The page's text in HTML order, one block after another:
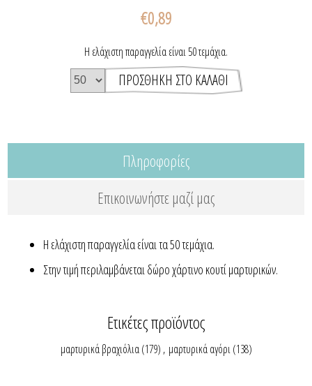
€0,89
Η ελάχιστη παραγγελία είναι 50 τεμάχια.
Πληροφορίες
Επικοινωνήστε μαζί μας
Η ελάχιστη παραγγελία είναι τα 50 τεμάχια.
Στην τιμή περιλαμβάνεται δώρο χάρτινο κουτί μαρτυρικών.
Ετικέτες προϊόντος
μαρτυρικά βραχιόλια (179) , μαρτυρικά αγόρι (138)